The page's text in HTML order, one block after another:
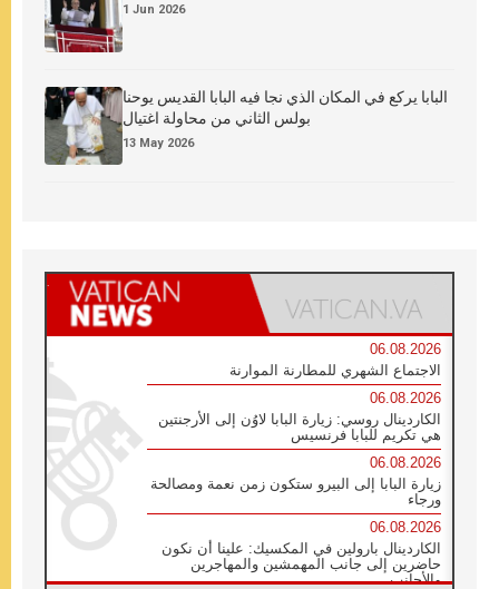
1 Jun 2026
البابا يركع في المكان الذي نجا فيه البابا القديس يوحنا
بولس الثاني من محاولة اغتيال
13 May 2026
06.08.2026
الاجتماع الشهري للمطارنة الموارنة
06.08.2026
الكاردينال روسي: زيارة البابا لاوُن إلى الأرجنتين
هي تكريم للبابا فرنسيس
06.08.2026
زيارة البابا إلى البيرو ستكون زمن نعمة ومصالحة
ورجاء
06.08.2026
الكاردينال بارولين في المكسيك: علينا أن نكون
حاضرين إلى جانب المهمشين والمهاجرين
والأجانب